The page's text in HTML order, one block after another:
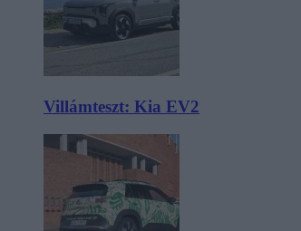
Villámteszt: Kia EV2